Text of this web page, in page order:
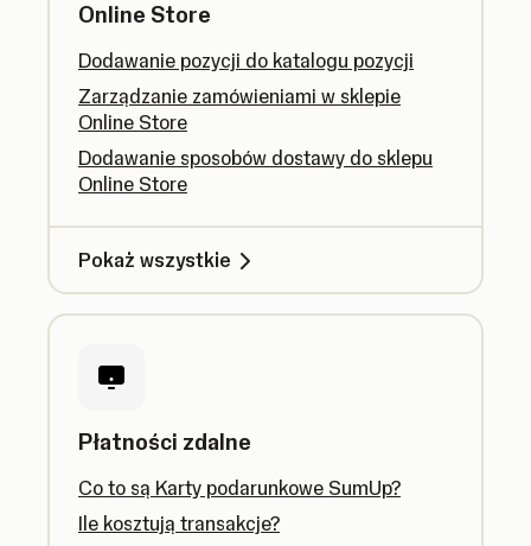
Online Store
Dodawanie pozycji do katalogu pozycji
Zarządzanie zamówieniami w sklepie
Online Store
Dodawanie sposobów dostawy do sklepu
Online Store
Pokaż wszystkie
Płatności zdalne
Co to są Karty podarunkowe SumUp?
Ile kosztują transakcje?